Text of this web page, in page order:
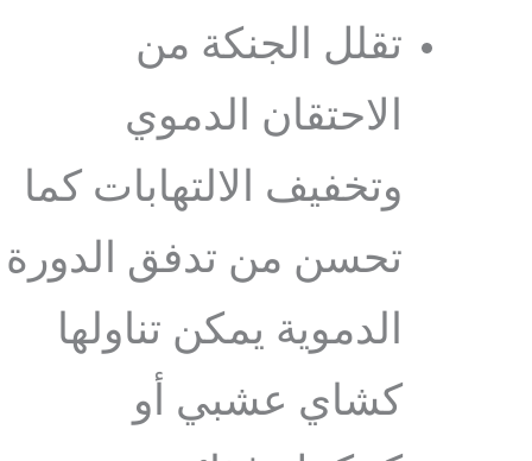
تقلل الجنكة من
الاحتقان الدموي
وتخفيف الالتهابات كما
تحسن من تدفق الدورة
الدموية يمكن تناولها
كشاي عشبي أو